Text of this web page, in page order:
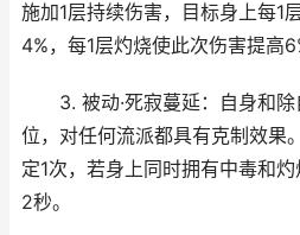
施加1层持续伤害，目标身上每1
4%，每1层灼烧使此次伤害提高
3. 被动·死寂蔓延：自身和除
位，对任何流派都具有克制效果
定1次，若身上同时拥有中毒和
2秒。